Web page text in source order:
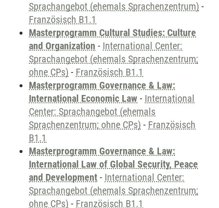
Sprachangebot (ehemals Sprachenzentrum) -
Französisch B1.1
Masterprogramm Cultural Studies: Culture
and Organization - International Center:
Sprachangebot (ehemals Sprachenzentrum;
ohne CPs) - Französisch B1.1
Masterprogramm Governance & Law:
International Economic Law - International
Center: Sprachangebot (ehemals
Sprachenzentrum; ohne CPs) - Französisch
B1.1
Masterprogramm Governance & Law:
International Law of Global Security, Peace
and Development - International Center:
Sprachangebot (ehemals Sprachenzentrum;
ohne CPs) - Französisch B1.1